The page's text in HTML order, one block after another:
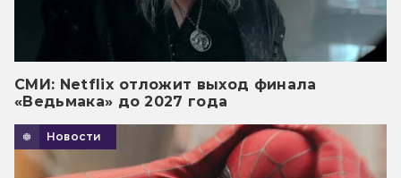
СМИ: Netflix отложит выход финала
«Ведьмака» до 2027 года
Новости